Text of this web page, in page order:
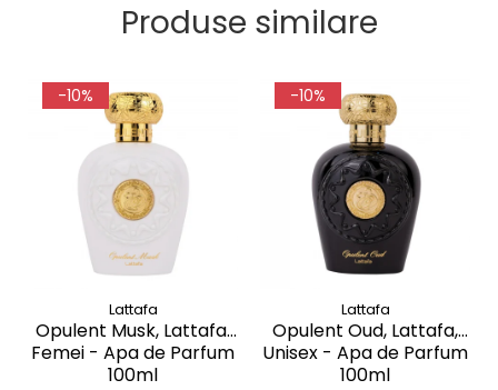
Produse similare
-10%
Lattafa
Opulent Musk, Lattafa,
Femei - Apa de Parfum
100ml
-10%
Lattafa
Opulent Oud, Lattafa,
Unisex - Apa de Parfum
100ml